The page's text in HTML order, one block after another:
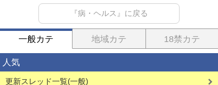
『病・ヘルス』に戻る
一般カテ 地域カテ 18禁カテ
人気
更新スレッド一覧(一般)